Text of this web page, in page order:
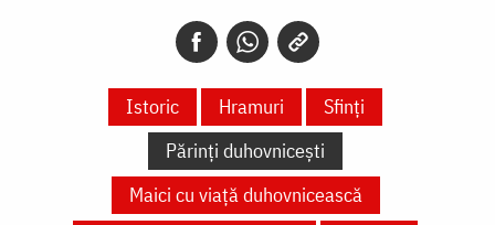
Istoric Hramuri
Sfinți
Părinți duhovnicești
Maici cu viață duhovnicească